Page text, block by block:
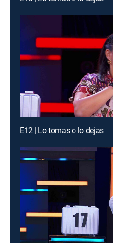
E12 | Lo tomas o lo dejas